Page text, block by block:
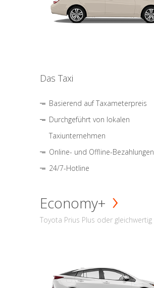
Das Taxi
Basierend auf Taxameterpreis
Durchgeführt von lokalen
Taxiunternehmen
Online- und Offline-Bezahlungen
24/7-Hotline
Economy+
Toyota Prius Plus oder gleichwertig